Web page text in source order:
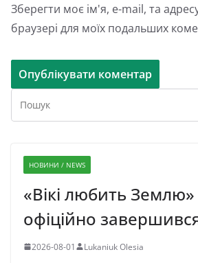
Зберегти моє ім'я, e-mail, та
браузері для моїх подальших
НОВИНИ / NEWS
«Вікі любить
офіційно
2026-08-01 Lukaniuk Olesia